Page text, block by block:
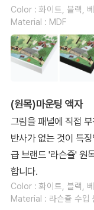
Color : 화이트, 블랙,
Material : MDF
(원목)마운팅 액자
그림을 패널에 직접
반사가 없는 것이 특
급 브랜드 '라슨쥴' 원
합니다.
Color : 화이트, 블랙,
Material : 라슨쥴 수입